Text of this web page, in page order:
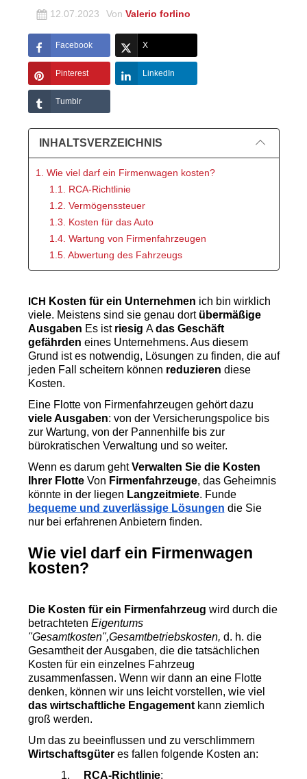
12.07.2023 Von Valerio forlino
Facebook X
Pinterest LinkedIn
Tumblr
INHALTSVERZEICHNIS
1. Wie viel darf ein Firmenwagen kosten?
1.1. RCA-Richtlinie
1.2. Vermögenssteuer
1.3. Kosten für das Auto
1.4. Wartung von Firmenfahrzeugen
1.5. Abwertung des Fahrzeugs
ICH Kosten für ein Unternehmen ich bin wirklich
viele. Meistens sind sie genau dort übermäßige
Ausgaben Es ist riesig A das Geschäft
gefährden eines Unternehmens. Aus diesem
Grund ist es notwendig, Lösungen zu finden, die auf
jeden Fall scheitern können reduzieren diese
Kosten.
viele Ausgaben: von der Versicherungspolice bis
zur Wartung, von der Pannenhilfe bis zur
bürokratischen Verwaltung und so weiter.
Wenn es darum geht Verwalten Sie die Kosten
Ihrer Flotte Von Firmenfahrzeuge, das Geheimnis
könnte in der liegen Langzeitmiete
. Funde
bequeme und zuverlässige Lösungen die Sie
nur bei erfahrenen Anbietern finden.
Wie viel darf ein Firmenwagen
kosten?
Die Kosten für ein Firmenfahrzeug wird durch die
betrachteten Eigentums
"Gesamtkosten",Gesamtbetriebskosten, d. h. die
Gesamtheit der Ausgaben, die die tatsächlichen
Kosten für ein einzelnes Fahrzeug
zusammenfassen. Wenn wir dann an eine Flotte
das wirtschaftliche Engagement kann ziemlich
groß werden.
Wirtschaftsgüter es fallen folgende Kosten an:
1.
RCA-Richtlinie;